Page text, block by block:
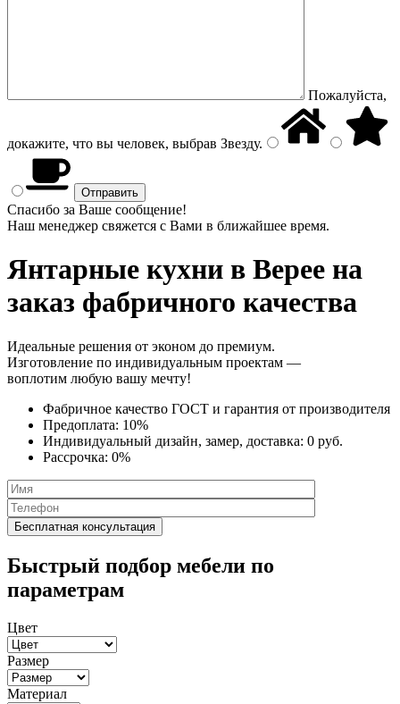
Пожалуйста,
докажите, что вы человек, выбрав Звезду.
Спасибо за Ваше сообщение!
Наш менеджер свяжется с Вами в ближайшее время.
Янтарные кухни в Верее на
заказ фабричного качества
Идеальные решения от эконом до премиум.
Изготовление по индивидуальным проектам —
воплотим любую вашу мечту!
Фабричное качество ГОСТ и гарантия от производителя
Предоплата: 10%
Индивидуальный дизайн, замер, доставка: 0 руб.
Рассрочка: 0%
Быстрый подбор мебели по
параметрам
Цвет
Размер
Материал